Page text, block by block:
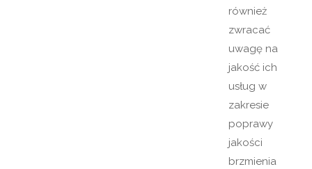
również
zwracać
uwagę na
jakość ich
usług w
zakresie
poprawy
jakości
brzmienia